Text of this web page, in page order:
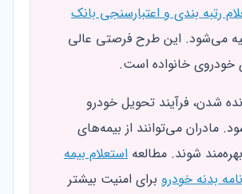
رتبه بندی و اعتبارسنجی بانک
می‌شود. این طرح فرصتی عالی
خودروی خانواده است.
شدن، فرآیند تحویل خودرو
مادران می‌توانند از بیمه‌های
شوند. مطالعه استعلام بیمه
بدنه خودرو برای امنیت بیشتر